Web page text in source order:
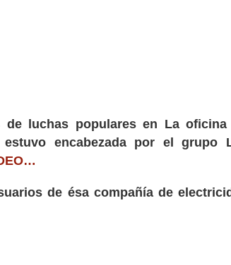
luchas populares en La oficina
encabezada por el grupo
de ésa compañía de